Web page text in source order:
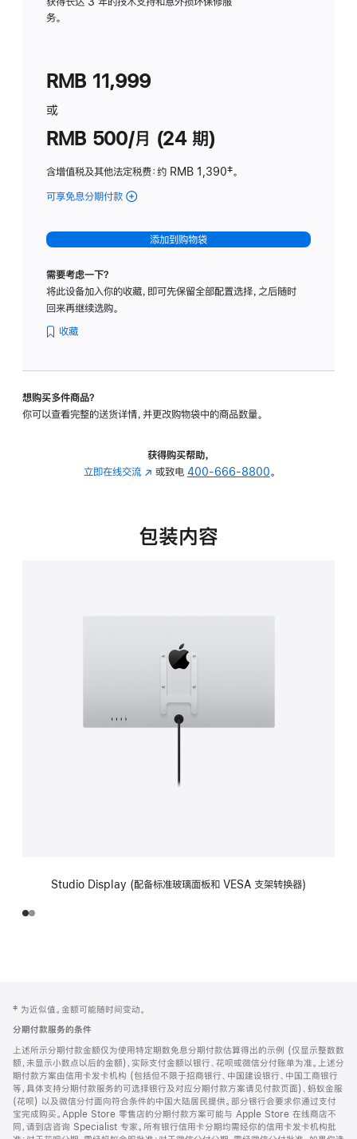
务。
RMB 11,999
或
RMB 500/月 (24 期)
含增值税及其他法定税费：约 RMB 1,390脚
‡。
可享免息分期付款 (Studio
-
标
璃
转
的
添加到购物袋
需要考虑一下？
将此设备加入你的收藏，即可先保留全部配置选择，之后随时
回来再继续选购。
收藏
想购买多件商品？
你可以查看完整的送货详情，并更改购物袋中的商品数量。
获得购买帮助，
立即在线交流 (在
中
或致电 400-666-8800。
包装内容
Studio Display (配备标准玻璃面板和 VESA 支架转换器)
页
页
脚
注
‡ 为近似值。金额可能随时间变动。
分期付款服务的条件
上述所示分期付款金额仅为使用特定期数免息分期付款估算得出的示例 (仅显示整数数
额，未显示小数点以后的金额)，实际支付金额以银行、花呗或微信分付账单为准。上述分
期付款方案由信用卡发卡机构 (包括但不限于招商银行、中国建设银行、中国工商银行
等，具体支持分期付款服务的可选择银行及对应分期付款方案请见付款页面)、蚂蚁金服
(花呗) 以及微信分付面向符合条件的中国大陆居民提供。部分银行会要求你通过支付
宝完成购买。Apple Store 零售店的分期付款方案可能与 Apple Store 在线商店不
同，请到店咨询 Specialist 专家。所有银行信用卡分期均需经你的信用卡发卡机构批